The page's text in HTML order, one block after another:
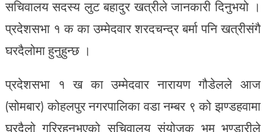
सचिवालय सदस्य लुट बहादुर खत्रीले जानकारी दिनुभयो ।
प्रदेशसभा १ क का उम्मेदवार शरदचन्द्र बर्मा पनि खत्रीसंगै
घरदैलोमा हुनुहुन्छ ।
प्रदेशसभा १ ख का उम्मेदवार नारायण गौडेलले आज
(सोमबार) कोहलपुर नगरपालिका वडा नम्बर ९ को झण्डहवामा
घरदैलो गरिरहनुभएको सचिवालय संयोजक भूम भण्डारीले